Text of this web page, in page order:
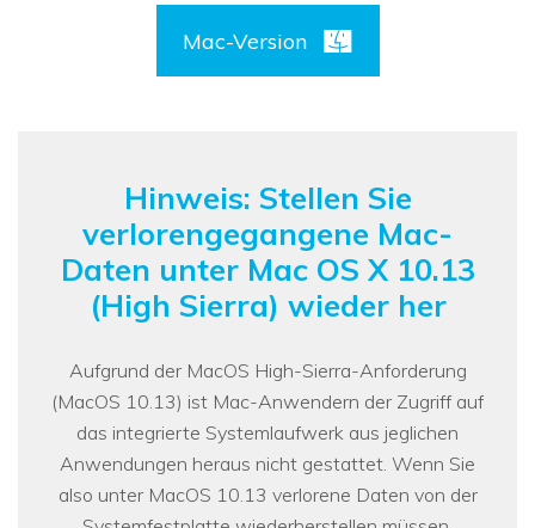
Mac-Version
Hinweis: Stellen Sie
verlorengegangene Mac-
Daten unter Mac OS X 10.13
(High Sierra) wieder her
Aufgrund der MacOS High-Sierra-Anforderung
(MacOS 10.13) ist Mac-Anwendern der Zugriff auf
das integrierte Systemlaufwerk aus jeglichen
Anwendungen heraus nicht gestattet. Wenn Sie
also unter MacOS 10.13 verlorene Daten von der